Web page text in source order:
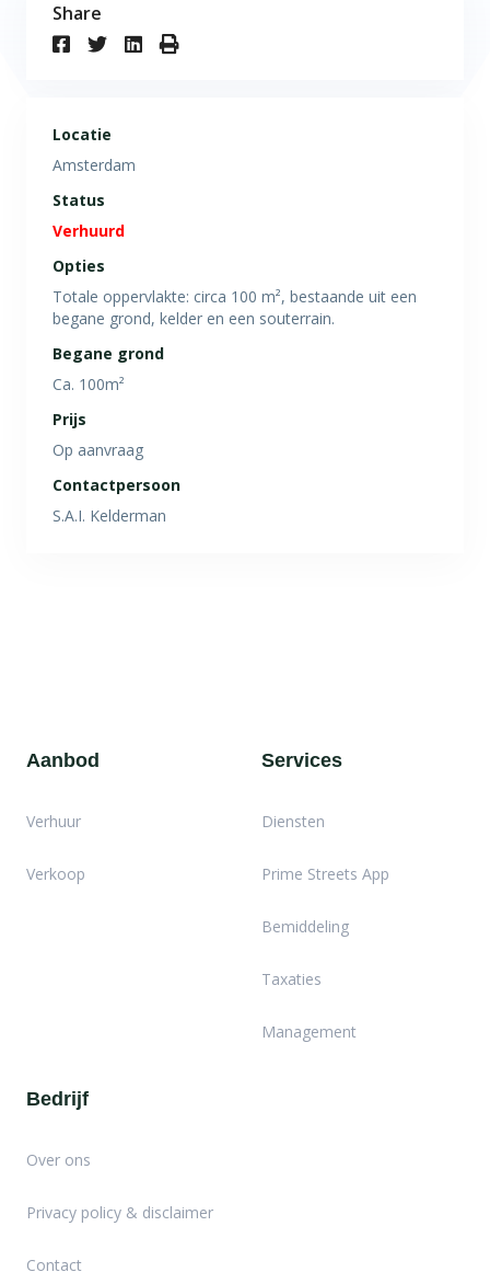
Share
Locatie
Amsterdam
Status
Verhuurd
Opties
Totale oppervlakte: circa 100 m², bestaande uit een
begane grond, kelder en een souterrain.
Begane grond
Ca. 100m²
Prijs
Op aanvraag
Contactpersoon
S.A.I. Kelderman
Aanbod
Verhuur
Verkoop
Services
Diensten
Prime Streets App
Bemiddeling
Taxaties
Management
Bedrijf
Over ons
Privacy policy & disclaimer
Contact